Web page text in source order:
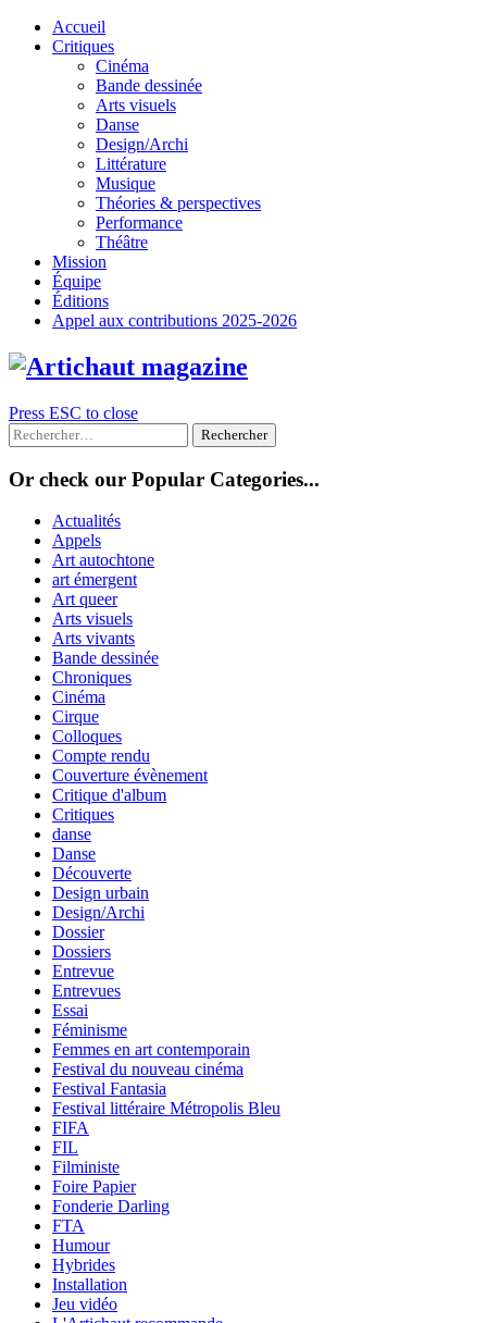
Skip
Accueil
Critiques
Cinéma
Bande dessinée
Arts visuels
Danse
Design/Archi
Littérature
Musique
Théories & perspectives
Performance
Théâtre
Mission
Équipe
Éditions
Appel aux contributions 2025-2026
Press ESC to close
Rechercher :
Or check our Popular Categories...
Actualités
Appels
Art autochtone
art émergent
Art queer
Arts visuels
Arts vivants
Bande dessinée
Chroniques
Cinéma
Cirque
Colloques
Compte rendu
Couverture évènement
Critique d'album
Critiques
danse
Danse
Découverte
Design urbain
Design/Archi
Dossier
Dossiers
Entrevue
Entrevues
Essai
Féminisme
Femmes en art contemporain
Festival du nouveau cinéma
Festival Fantasia
Festival littéraire Métropolis Bleu
FIFA
FIL
Filministe
Foire Papier
Fonderie Darling
FTA
Humour
Hybrides
Installation
Jeu vidéo